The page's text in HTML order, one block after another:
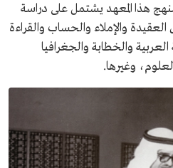
هذا المعهد يشتمل على دراسة
والإملاء والحساب والقراءة
العربية والخطابة والجغرافيا
وغيرها.